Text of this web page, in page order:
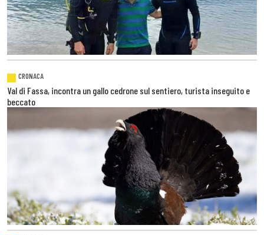
CRONACA
Val di Fassa, incontra un gallo cedrone sul sentiero, turista inseguito e
beccato